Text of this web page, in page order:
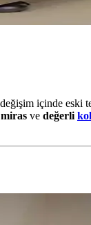
içinde eski
ve değerli